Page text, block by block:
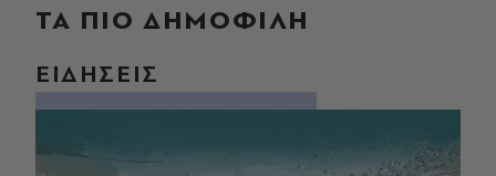
ΤΑ ΠΙΟ ΔΗΜΟΦΙΛΗ
ΕΙΔΗΣΕΙΣ